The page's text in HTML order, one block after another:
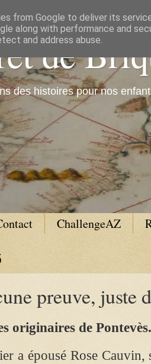
de
des histoires pour nos
ChallengeAZ
preuve, juste
originaires de Pontevès.
a épousé Rose Cauvin,
from Google to deliver its
along with performance and
and address abuse.